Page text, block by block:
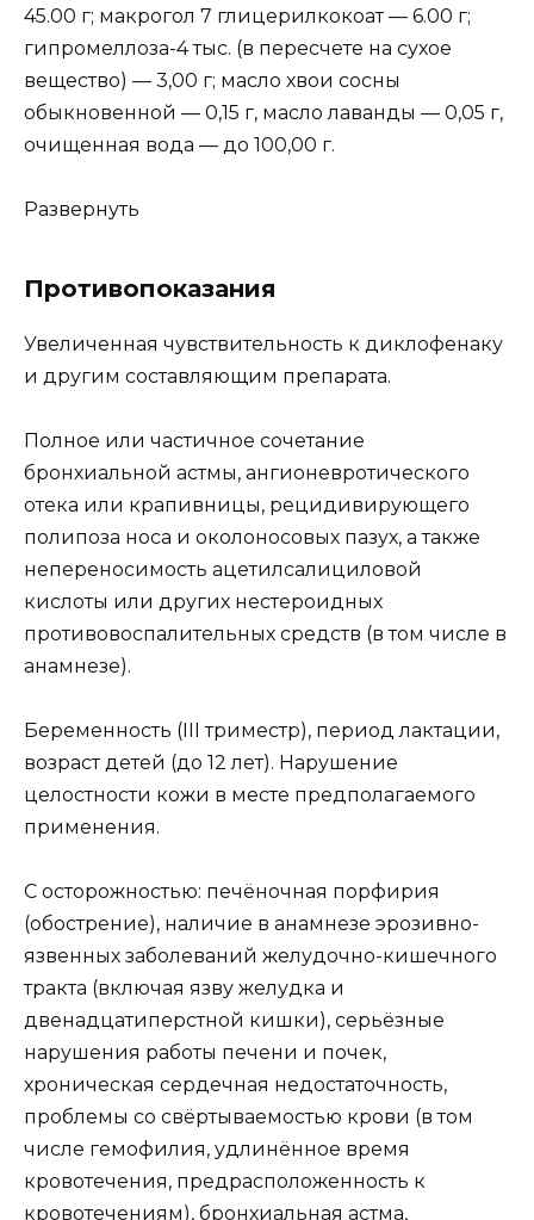
45.00 г; макрогол 7 глицерилкокоат — 6.00 г;
гипромеллоза-4 тыс. (в пересчете на сухое
вещество) — 3,00 г; масло хвои сосны
обыкновенной — 0,15 г, масло лаванды — 0,05 г,
очищенная вода — до 100,00 г.
Развернуть
Противопоказания
Увеличенная чувствительность к диклофенаку
и другим составляющим препарата.
Полное или частичное сочетание
бронхиальной астмы, ангионевротического
отека или крапивницы, рецидивирующего
полипоза носа и околоносовых пазух, а также
непереносимость ацетилсалициловой
кислоты или других нестероидных
противовоспалительных средств (в том числе в
анамнезе).
Беременность (III триместр), период лактации,
возраст детей (до 12 лет). Нарушение
целостности кожи в месте предполагаемого
применения.
С осторожностью: печёночная порфирия
(обострение), наличие в анамнезе эрозивно-
язвенных заболеваний желудочно-кишечного
тракта (включая язву желудка и
двенадцатиперстной кишки), серьёзные
нарушения работы печени и почек,
хроническая сердечная недостаточность,
проблемы со свёртываемостью крови (в том
числе гемофилия, удлинённое время
кровотечения, предрасположенность к
кровотечениям), бронхиальная астма,